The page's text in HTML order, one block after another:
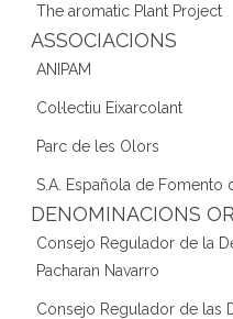
The aromatic Plant Project
ASSOCIACIONS
ANIPAM
Col·lectiu Eixarcolant
Parc de les Olors
S.A. Española de Fomento
DENOMINACIONS
Consejo Regulador de la
Pacharan Navarro
Consejo Regulador de las